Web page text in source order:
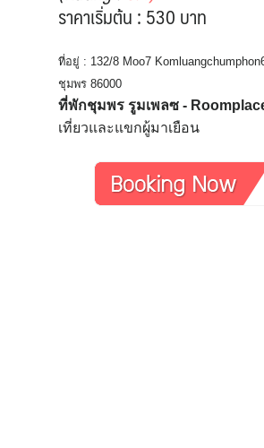
ราคาเริ่มต้น : 530 บาท
ที่อยู่ : 132/8 Moo7
ชุมพร 86000
ที่พักชุมพร รูมเพลซ -
เที่ยวและแขกผู้มาเยือน